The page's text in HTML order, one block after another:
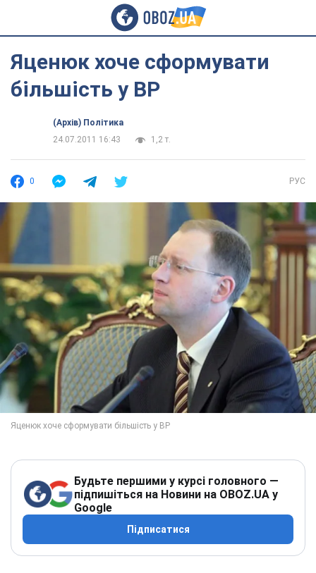
Яценюк хоче сформувати
більшість у ВР
(Архів) Політика
24.07.2011 16:43
1,2 т.
0 РУС
Будьте першими у курсі головного —
підпишіться на Новини на OBOZ.UA у
Google
Підписатися